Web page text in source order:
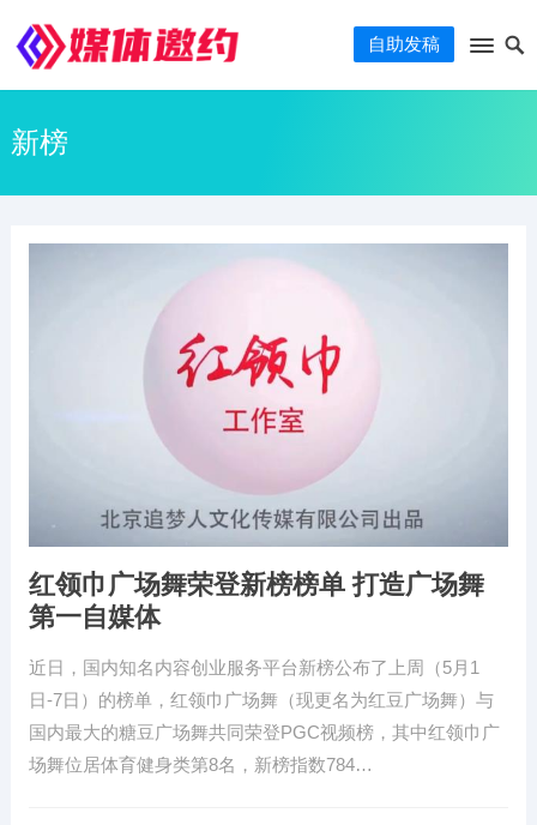
自助发稿
新榜
红领巾广场舞荣登新榜榜单 打造广场舞
第一自媒体
近日，国内知名内容创业服务平台新榜公布了上周（5月1
日-7日）的榜单，红领巾广场舞（现更名为红豆广场舞）与
国内最大的糖豆广场舞共同荣登PGC视频榜，其中红领巾广
场舞位居体育健身类第8名，新榜指数784…